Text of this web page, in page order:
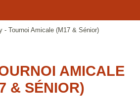
- Tournoi Amicale (M17 & Sénior)
AMICALE
& SÉNIOR)